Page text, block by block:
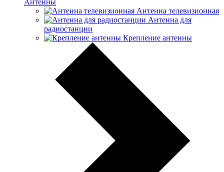
Антенна телевизионная
Антенна для
радиостанции
Крепление антенны